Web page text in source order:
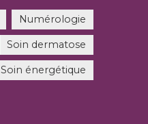
Numérologie
Soin dermatose
Soin énergétique